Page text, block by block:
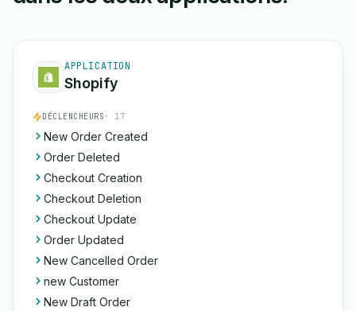
APPLICATION
Shopify
DÉCLENCHEURS · 17
New Order Created
Order Deleted
Checkout Creation
Checkout Deletion
Checkout Update
Order Updated
New Cancelled Order
new Customer
New Draft Order